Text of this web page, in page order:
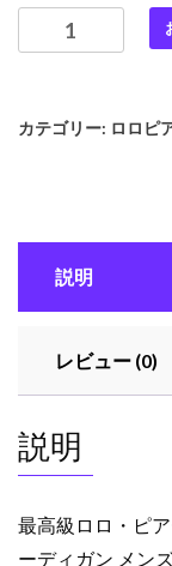
高
ロ・
ー
コ
ー
LoroPiana
ッ
カテゴリー: ロロピ
説明
レビュー (0)
説明
最高級ロロ・ピ
ーディガン メン